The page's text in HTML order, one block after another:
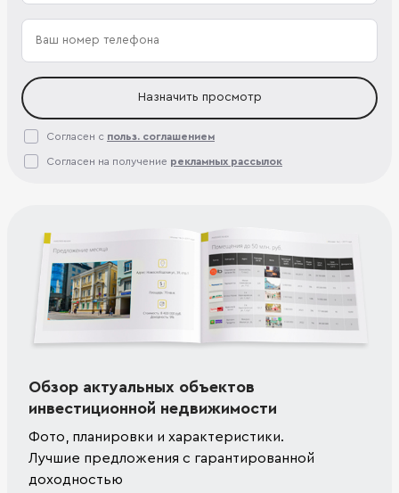
Назначить просмотр
Согласен с польз. соглашением
Согласен на получение рекламных рассылок
Обзор актуальных объектов
инвестиционной недвижимости
Фото, планировки и характеристики.
Лучшие предложения с гарантированной
доходностью